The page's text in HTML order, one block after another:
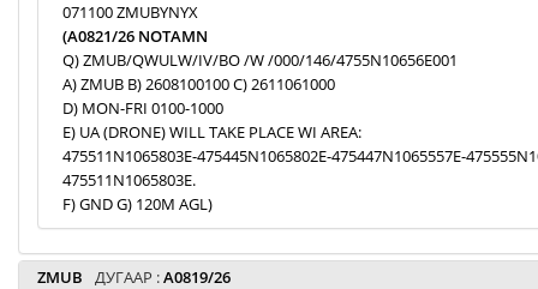
071100 ZMUBYNYX
(A0821/26 NOTAMN
Q) ZMUB/QWULW/IV/BO /W /000/146/4755N10656E001
A) ZMUB B) 2608100100 C) 2611061000
D) MON-FRI 0100-1000
E) UA (DRONE) WILL TAKE PLACE WI AREA:
475511N1065803E-475445N1065802E-475447N1065557E-
475511N1065803E.
F) GND G) 120M AGL)
ZMUB ДУГААР :A0819/26